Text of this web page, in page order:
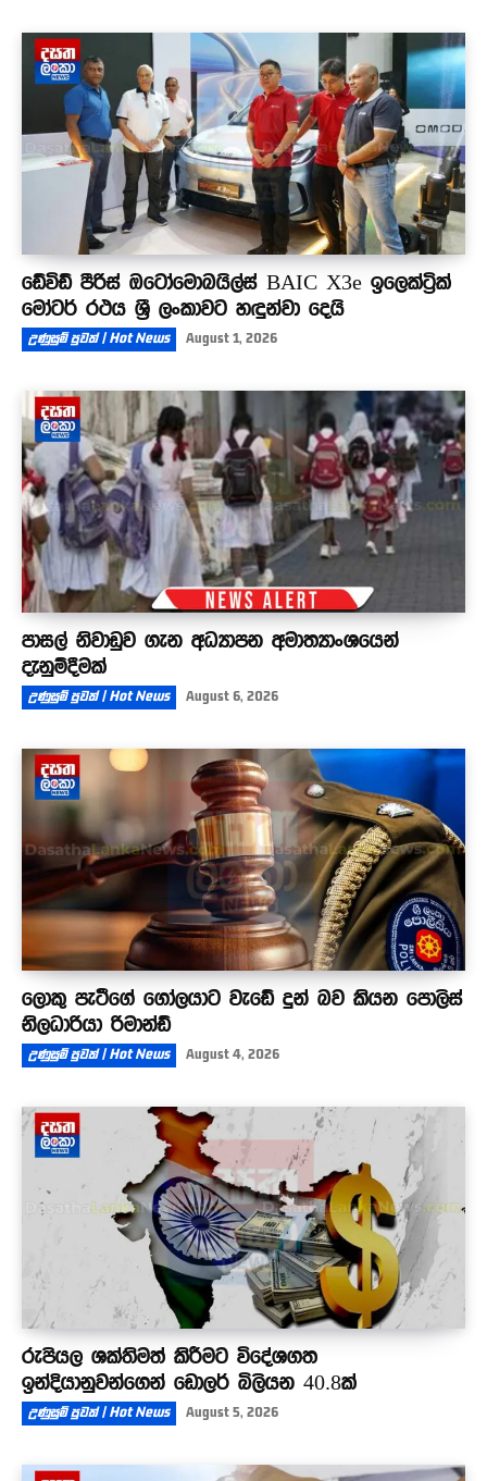
ඩේවිඩ් පීරිස් ඔටෝමොබයිල්ස් BAIC X3e ඉලෙක්ට්‍රික්
මෝටර් රථය ශ්‍රී ලංකාවට හඳුන්වා දෙයි
උණුසුම් පුවත් | Hot News August 1, 2026
පාසල් නිවාඩුව ගැන අධ්‍යාපන අමාත්‍යාංශයෙන්
දැනුම්දීමක්
උණුසුම් පුවත් | Hot News August 6, 2026
ලොකු පැටීගේ ගෝලයාට වැඩේ දුන් බව කියන පොලිස්
නිලධාරියා රිමාන්ඩ්
උණුසුම් පුවත් | Hot News August 4, 2026
රුපියල ශක්තිමත් කිරීමට විදේශගත
ඉන්දියානුවන්ගෙන් ඩොලර් බිලියන 40.8ක්
උණුසුම් පුවත් | Hot News August 5, 2026